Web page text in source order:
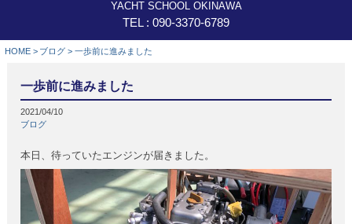
YACHT SCHOOL OKINAWA
TEL : 090-3370-6789
HOME > ブログ > 一歩前に進みました
一歩前に進みました
2021/04/10
ブログ
本日、待っていたエンジンが届きました。